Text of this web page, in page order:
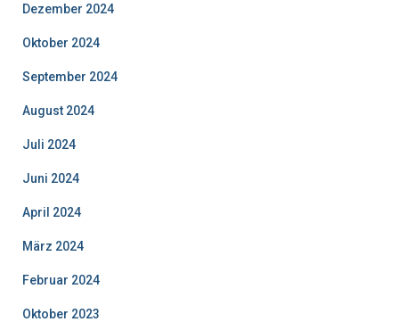
Dezember 2024
Oktober 2024
September 2024
August 2024
Juli 2024
Juni 2024
April 2024
März 2024
Februar 2024
Oktober 2023